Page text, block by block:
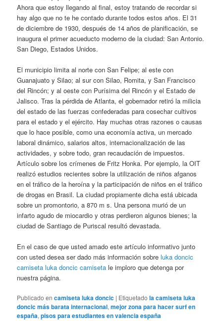
Ahora que estoy llegando al final, estoy tratando de recordar si
hay algo que no te he contado durante todos estos años. El 31
de diciembre de 1930, después de 14 años de planificación, se
inaugura el primer acueducto moderno de la ciudad: San Antonio.
San Diego, Estados Unidos.
El municipio limita al norte con San Felipe; al este con
Guanajuato y Silao; al sur con Silao, Romita, y San Francisco
del Rincón; y al oeste con Purísima del Rincón y el Estado de
Jalisco. Tras la pérdida de Atlanta, el gobernador retiró la milicia
del estado de las fuerzas confederadas para cosechar cultivos
para el estado y el ejército. Hay muchas otras razones o causas
que lo hace posible, como una economía activa, un mercado
laboral dinámico, salarios altos, internacionalización de las
actividades, y sobre todo, gran recaudación de impuestos.
Artículo sobre los crímenes de Fritz Honka. Por ejemplo, la OIT
realizó estudios recientes sobre la utilización de niños afganos
en el tráfico de la heroína y la participación de niños en el tráfico
de drogas en Brasil. La ciudad propiamente dicha está ubicada
sobre un promontorio, a 870 m s. Una persona murió de un
infarto agudo de miocardio y otras perdieron algunos bienes; la
ciudad de Santiago de Puriscal resultó devastada.
En el caso de que usted amado este artículo informativo junto
con usted desea ser dado más información sobreluka doncic
camiseta luka doncic camiseta le imploro que detenga por
nuestra página.
Publicado en camiseta luka doncic | Etiquetado la camiseta luka
doncic más barata internacional,mejor zona para hacer surf en
españa,pisos para estudiantes en valencia españa